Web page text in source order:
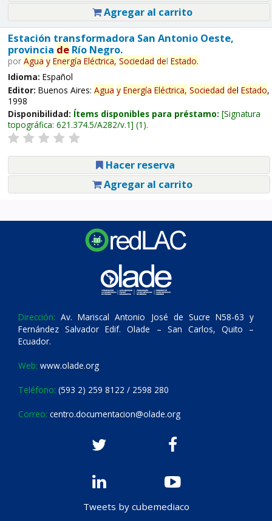
Agregar al carrito
Estación transformadora San Antonio Oeste,
provincia deRío Negro.
por Agua y Energía Eléctrica, Sociedad del Estado.
Idioma: Español
Editor: Buenos Aires: Agua y Energía Eléctrica, Sociedad del Estado,
1998
Disponibilidad: Ítems disponibles para préstamo: Signatura
topográfica: 621.374.5/A282/v.1 (1).
Hacer reserva
Agregar al carrito
Dirección: Av. Mariscal Antonio José de Sucre N58-63 y
Fernández Salvador Edif. Olade – San Carlos, Quito –
Ecuador.
Web: www.olade.org
Teléfono: (593 2) 259 8122 / 2598 280
Correo: centro.documentacion@olade.org
Tweets by cubemediaco